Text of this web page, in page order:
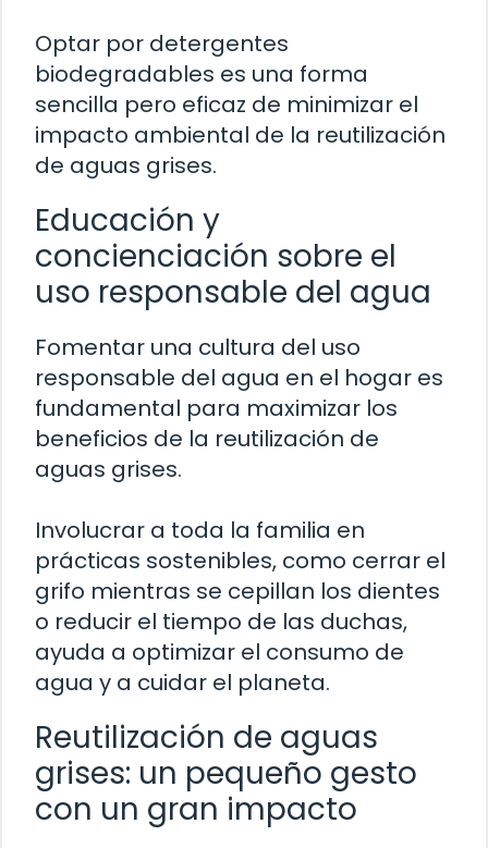
Optar por detergentes
biodegradables es una forma
sencilla pero eficaz de minimizar el
impacto ambiental de la reutilización
de aguas grises.
Educación y
concienciación sobre el
uso responsable del agua
Fomentar una cultura del uso
responsable del agua en el hogar es
fundamental para maximizar los
beneficios de la reutilización de
aguas grises.
Involucrar a toda la familia en
prácticas sostenibles, como cerrar el
grifo mientras se cepillan los dientes
o reducir el tiempo de las duchas,
ayuda a optimizar el consumo de
agua y a cuidar el planeta.
Reutilización de aguas
grises: un pequeño gesto
con un gran impacto